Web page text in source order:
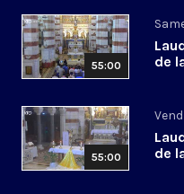
55:00
de
55:00
de